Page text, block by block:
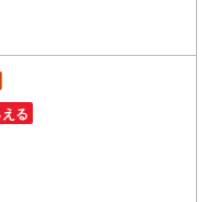
る